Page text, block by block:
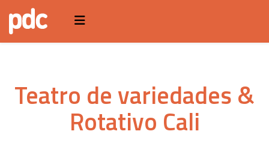
Teatro de variedades &
Rotativo Cali